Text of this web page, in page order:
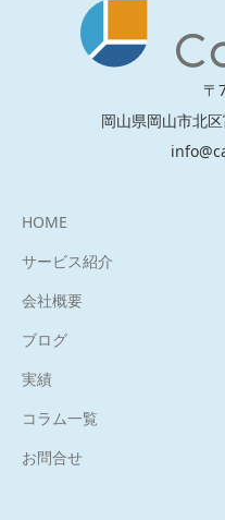
〒
岡山県岡山市北
HOME
サービス紹介
会社概要
ブログ
実績
コラム一覧
お問合せ